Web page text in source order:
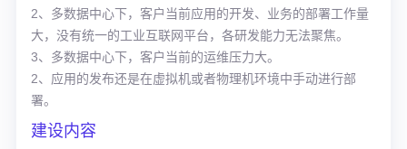
2、多数据中心下，客户当前应用的开发、业务的部署工作量
大，没有统一的工业互联网平台，各研发能力无法聚焦。
3、多数据中心下，客户当前的运维压力大。
2、应用的发布还是在虚拟机或者物理机环境中手动进行部
署。
建设内容